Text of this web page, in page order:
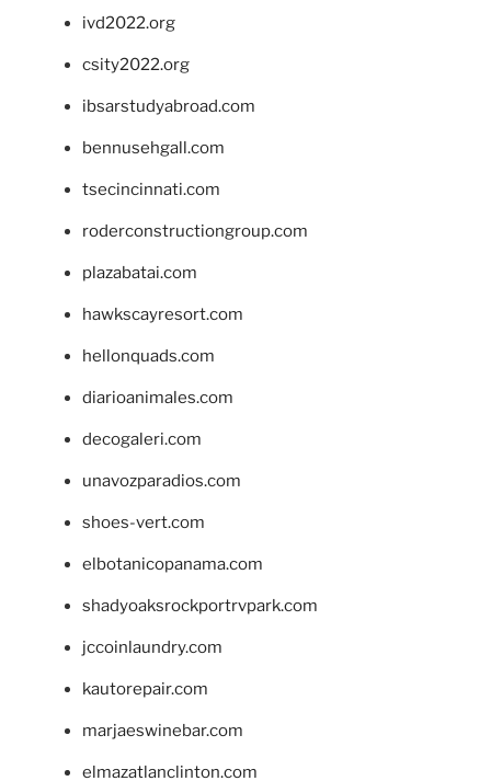
ivd2022.org
csity2022.org
ibsarstudyabroad.com
bennusehgall.com
tsecincinnati.com
roderconstructiongroup.com
plazabatai.com
hawkscayresort.com
hellonquads.com
diarioanimales.com
decogaleri.com
unavozparadios.com
shoes-vert.com
elbotanicopanama.com
shadyoaksrockportrvpark.com
jccoinlaundry.com
kautorepair.com
marjaeswinebar.com
elmazatlanclinton.com